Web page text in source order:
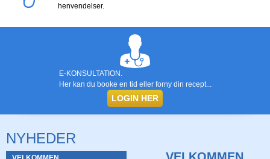
henvendelser.
E-KONSULTATION.
Her kan du booke en tid eller forny din recept...
LOGIN HER
NYHEDER